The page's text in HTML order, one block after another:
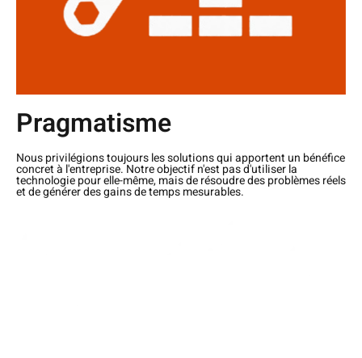
Pragmatisme
Nous privilégions toujours les solutions qui apportent un bénéfice
concret à l'entreprise. Notre objectif n'est pas d'utiliser la
technologie pour elle-même, mais de résoudre des problèmes réels
et de générer des gains de temps mesurables.